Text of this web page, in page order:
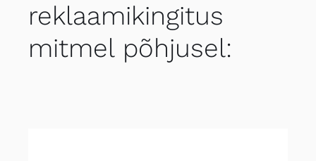
reklaamikingitus
mitmel põhjusel: